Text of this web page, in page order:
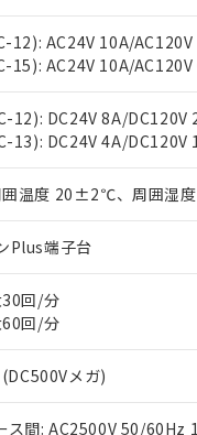
12): AC24V 10A/
15): AC24V 10A/
12): DC24V 8A/DC120V
13): DC24V 4A/DC120V
囲温度 20±2℃、周囲湿
Plus端子台
30回/分
回/分
メガ)
ス間: AC2500V 50/60Hz
条件
をお読みいただき、同意
ービスは、当社制御機器
のです。
制御機器事業取扱商品の
状況および標準価格照会
な納期状況および標準価
販売員にご相談ください。
状況および標準価格結果
パーツ機能（部品リスト
EU RoHS指令（10物質
し：EU RoHS指令（10
中：EU RoHS指令（10
：ライセンス料など無形
。
令（10物質）：
以下、 水銀(Hg) 1000ppm
1000ppm以下、ポリ臭化
(2-エチルヘキシル) (DEHP)(別
1000ppm以下、フタル酸ジイソ
指令で産業用監視および制御機
テル類の４物質については閾
定月
切り替え状況などによ
RoHS○×表
大均質材料含有率が中国
大均質材料含有率が中
確認です。当社販売部
、 Hg(水銀) : 1000ppm、
酸ビス(2-エチルヘキシル)) :
護使用期限
を輸出または国外への提
の必要な手続きをとりま
は規制貨物を破棄する場
。
は貴社製品を、核兵器、
に一切使用いたしません。
社は、貴社製品を第三者
ません。
説明
一定数には満たないが在
在庫なし(最新の在庫状